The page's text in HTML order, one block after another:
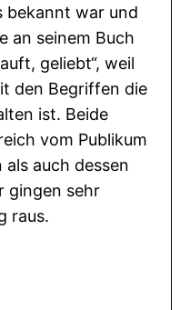
bekannt war und
an seinem Buch
geliebt“, weil
den Begriffen die
ist. Beide
vom Publikum
auch dessen
gingen sehr
raus.